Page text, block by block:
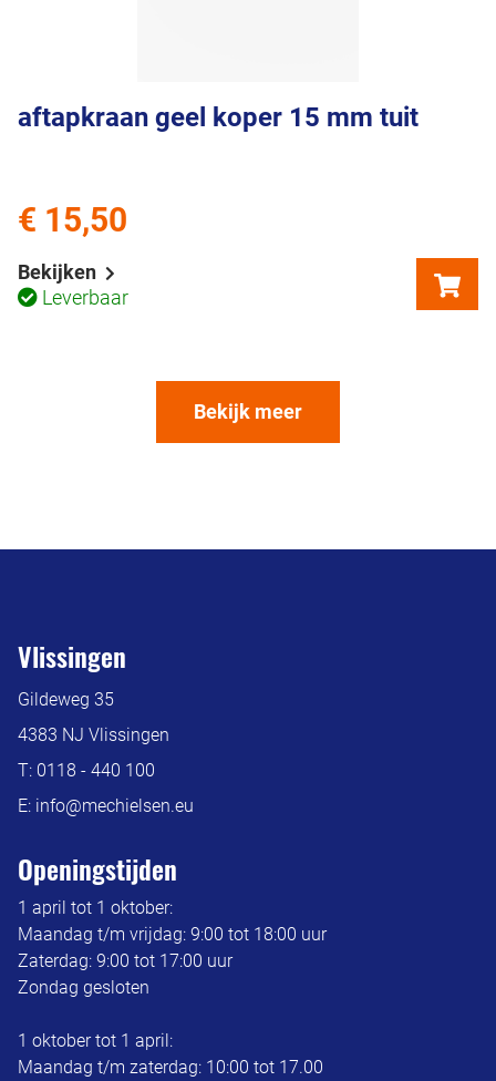
aftapkraan geel koper 15 mm tuit
Bekijken
Leverbaar
€ 15,50
Bekijk meer
Vlissingen
Gildeweg 35
4383 NJ Vlissingen
T: 0118 - 440 100
E: info@mechielsen.eu
Openingstijden
1 april tot 1 oktober:
Maandag t/m vrijdag: 9:00 tot 18:00 uur
Zaterdag: 9:00 tot 17:00 uur
Zondag gesloten
1 oktober tot 1 april:
Maandag t/m zaterdag: 10:00 tot 17.00